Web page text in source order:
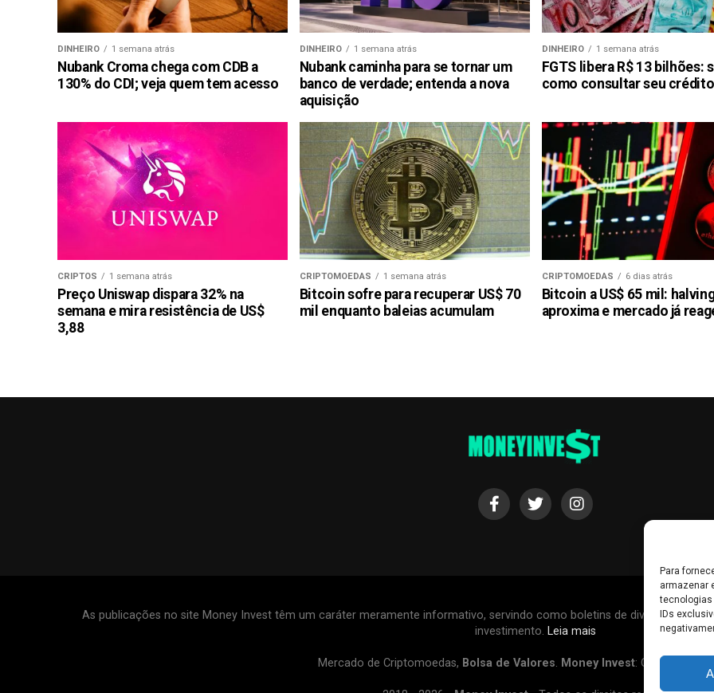
Para
armazenar
tecnologias
IDs
DINHEIRO 1 semana atrás
Nubank Croma chega com CDB a
130% do CDI; veja quem tem acesso
DINHEIRO 1 semana atrás
Nubank caminha para se tornar um
banco de verdade; entenda a nova
aquisição
DINHEIRO 1 semana atrás
FGTS libera R$ 13 bilhões:
como consultar seu
CRIPTOS 1 semana atrás
Preço Uniswap dispara 32% na
semana e mira resistência de US$
3,88
CRIPTOMOEDAS 1 semana atrás
Bitcoin sofre para recuperar US$ 70
mil enquanto baleias acumulam
CRIPTOMOEDAS 6 dias atrás
Bitcoin a US$ 65 mil:
aproxima e mercado já
As publicações no site Money Invest têm um caráter meramente informativo, servindo como boletins de divulgação, e
investimento. Leia mais
Mercado de Criptomoedas, Bolsa de Valores. Money Invest: O futuro do